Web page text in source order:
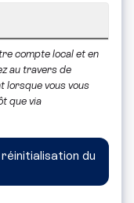
compte local et en
au travers de
lorsque vous vous
que via
du